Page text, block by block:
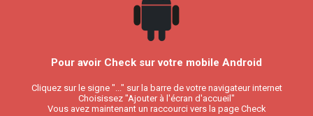
Pour avoir Check sur votre mobile Android
Cliquez sur le signe "..." sur la barre de votre navigateur internet
Choisissez "Ajouter à l'écran d'accueil"
Vous avez maintenant un raccourci vers la page Check